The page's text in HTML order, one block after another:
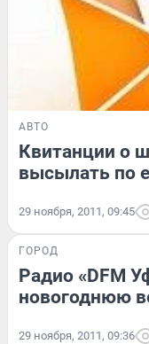
АВТО
Квитанции о
высылать по
29 ноября, 2011, 09:45
ГОРОД
Радио «DFM
новогоднюю
29 ноября, 2011, 09:36